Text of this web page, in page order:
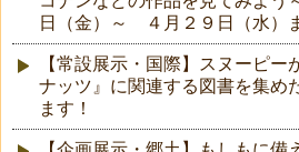
日（金）～ ４月２９日（水）
【常設展示・国際】スヌーピー
ナッツ』に関連する図書を集め
ます！